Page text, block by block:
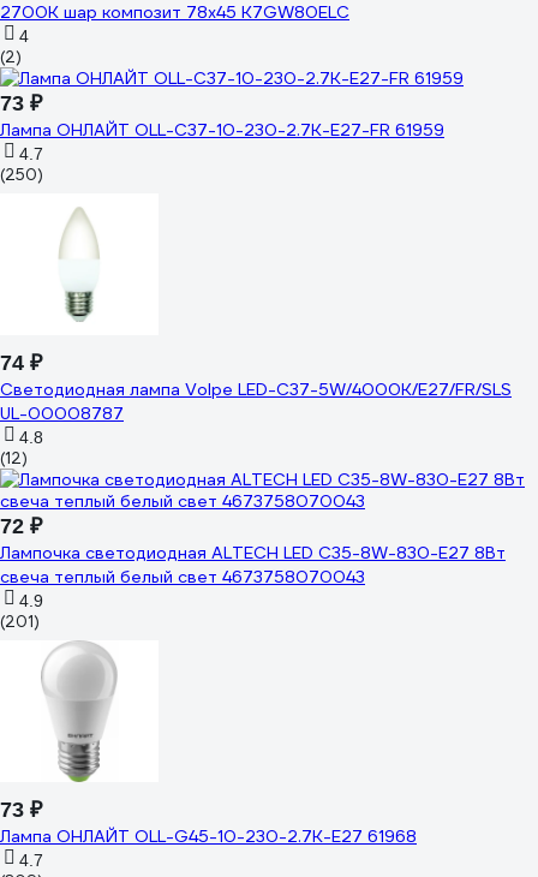
2700K шар композит 78x45 K7GW80ELC
4
(2)
73 ₽
Лампа ОНЛАЙТ OLL-C37-10-230-2.7K-E27-FR 61959
4.7
(250)
74 ₽
Светодиодная лампа Volpe LED-C37-5W/4000K/E27/FR/SLS
UL-00008787
4.8
(12)
72 ₽
Лампочка светодиодная ALTECH LED С35-8W-830-E27 8Вт
свеча теплый белый свет 4673758070043
4.9
(201)
73 ₽
Лампа ОНЛАЙТ OLL-G45-10-230-2.7K-E27 61968
4.7